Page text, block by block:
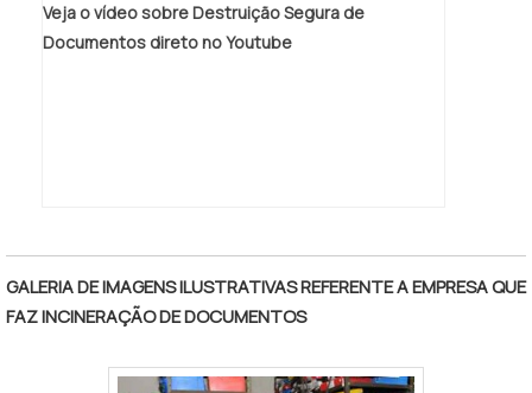
Veja o vídeo sobre Destruição Segura de
Documentos direto no Youtube
GALERIA DE IMAGENS ILUSTRATIVAS REFERENTE A EMPRESA QUE
FAZ INCINERAÇÃO DE DOCUMENTOS